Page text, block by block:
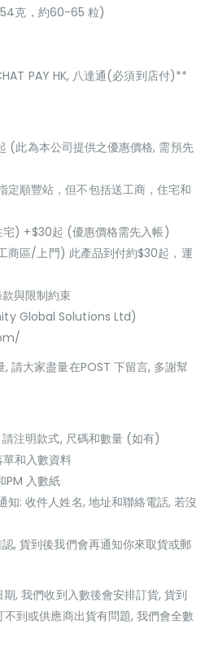
克，約60-65 粒)
PAY HK, 八達通(必須到店付)**
(此為本公司提供之優惠價格, 需預先
定順豐站，但不包括送工商，住宅和
宅) +$30起 (優惠價格需先入帳)
商區/上門) 此產品到付約$30起，運
與限制約束
Global Solutions Ltd)
請大家盡量在POST 下留言, 多謝幫
注明款式, 尺碼和數量 (如有)
和入數資料
PM 入數紙
: 收件人姓名, 地址和聯絡電話, 若沒
, 貨到後我們會再通知你來取貨或郵
, 我們收到入數後會安排訂貨, 貨到
到或供應商出貨有問題, 我們會全數